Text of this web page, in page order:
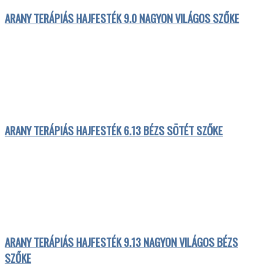
ARANY TERÁPIÁS HAJFESTÉK 9.0 NAGYON VILÁGOS SZŐKE
ARANY TERÁPIÁS HAJFESTÉK 6.13 BÉZS SÖTÉT SZŐKE
ARANY TERÁPIÁS HAJFESTÉK 9.13 NAGYON VILÁGOS BÉZS
SZŐKE